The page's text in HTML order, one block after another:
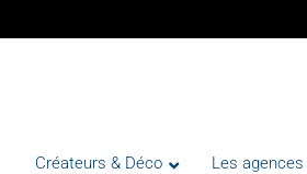
Créateurs & Déco Les agences